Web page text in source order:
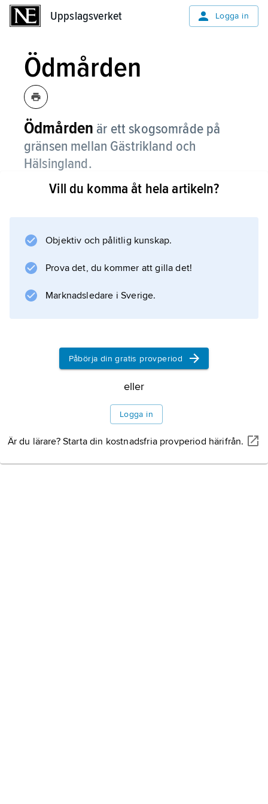
Uppslagsverket Logga in
Ödmården
Ödmården är ett skogsområde på
gränsen mellan Gästrikland och
Hälsingland.
Det är ett bergigt område med mycket
västerut. Man kan vandra genom en del av
Historia
Information om artikeln
Vill du komma åt hela artikeln?
Objektiv och pålitlig kunskap.
Prova det, du kommer att gilla det!
Marknadsledare i Sverige.
Påbörja din gratis provperiod
eller
Logga in
Är du lärare? Starta din kostnadsfria provperiod härifrån.